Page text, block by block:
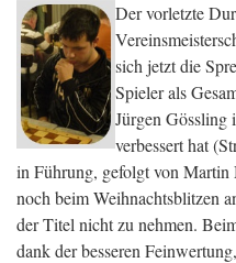
Der vorletzte
sich jetzt die
Spieler als
Jürgen Gössling
verbessert hat
in Führung, gefolgt von
noch beim Weihnachtsblitzen
der Titel nicht zu nehmen.
dank der besseren